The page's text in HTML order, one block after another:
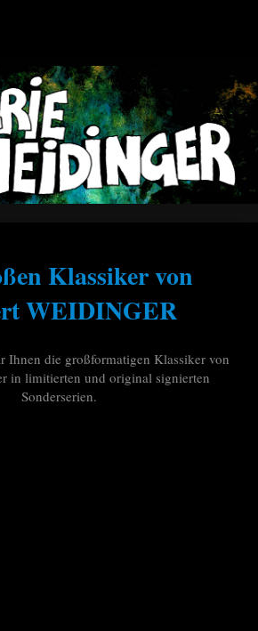
Klassiker von
WEIDINGER
Ihnen die großformatigen Klassiker von
in limitierten und original signierten
Sonderserien.